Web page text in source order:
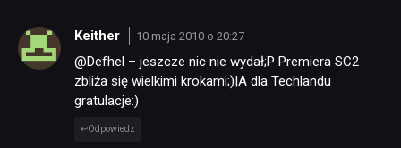
Keither 10 maja 2010 o 20:27
@Defhel – jeszcze nic nie wydał;P Premiera SC2
zbliża się wielkimi krokami;)|A dla Techlandu
gratulacje:)
Odpowiedz